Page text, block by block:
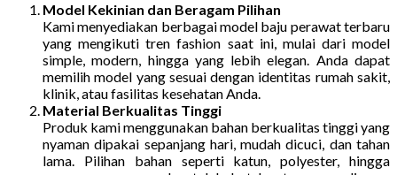
Model Kekinian dan Beragam Pilihan
Kami menyediakan berbagai model baju perawat terbaru
yang mengikuti tren fashion saat ini, mulai dari model
simple, modern, hingga yang lebih elegan. Anda dapat
memilih model yang sesuai dengan identitas rumah sakit,
klinik, atau fasilitas kesehatan Anda.
Material Berkualitas Tinggi
Produk kami menggunakan bahan berkualitas tinggi yang
nyaman dipakai sepanjang hari, mudah dicuci, dan tahan
lama. Pilihan bahan seperti katun, polyester, hingga